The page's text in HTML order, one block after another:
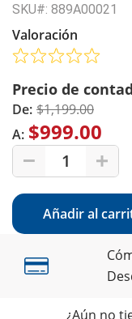
SKU#: 889A00021
Valoración
Precio de
De: $1,199.00
A: $999.00
1
Añadir al
¿Aún no